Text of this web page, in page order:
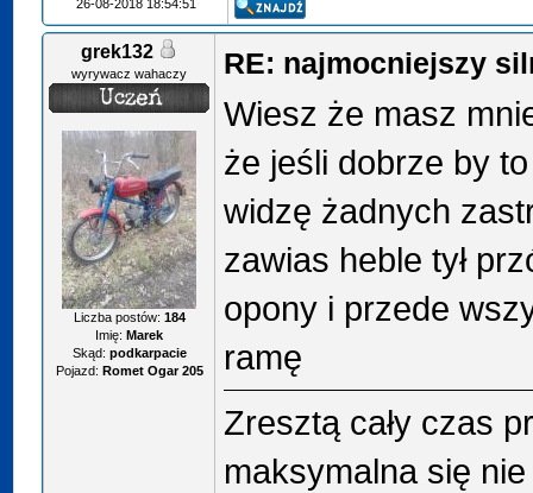
26-08-2018 18:54:51
grek132
wyrywacz wahaczy
Liczba postów: 184
Imię: Marek
Skąd: podkarpacie
Pojazd: Romet Ogar 205
RE: najmocniejszy
Wiesz że masz
że jeśli dobrze by
widzę żadnych
zawias heble tył
opony i przede
ramę
Zresztą cały czas
maksymalna się